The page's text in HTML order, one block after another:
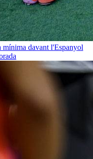
mínima davant l'Espanyol